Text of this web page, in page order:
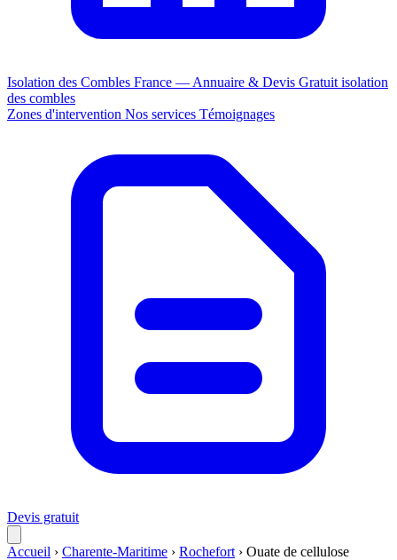
Isolation des Combles France — Annuaire & Devis Gratuit isolation
des combles
Zones d'intervention Nos services Témoignages
Devis gratuit
Accueil › Charente-Maritime › Rochefort › Ouate de cellulose